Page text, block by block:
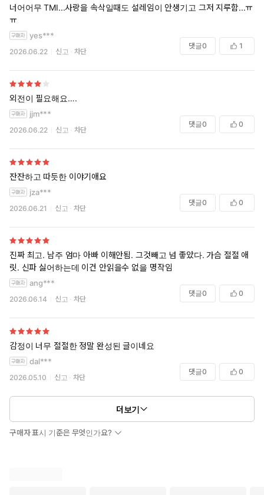
너어어무 TMI...사랑을 속삭일때도 설레임이 안생기고 그저 지루함...ㅠ
ㅠ
yes***
2026.06.22 신고 차단
댓글0 1
외전이 필요해요….
jjm***
2026.06.22 신고 차단
댓글0 0
잔잔하고 따듯한 이야기애요
jza***
2026.06.21 신고 차단
댓글0 0
진짜 최고. 남주 엄마 아빠 이해안됨. 그것빼고 넘 좋았다. 가슴 절절 애
릿. 신파 싫어하는데 이건 안읽을수 없을 명작임
ang***
2026.06.14 신고 차단
댓글0 0
감정이 너무 절절한 정말 완성된 글이네요
dal***
2026.05.10 신고 차단
댓글0 0
더보기
구매자 표시 기준은 무엇인가요?